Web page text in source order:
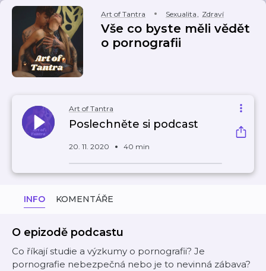
Art of Tantra Sexualita, Zdraví
Vše co byste měli vědět
o pornografii
Art of Tantra
Poslechněte si podcast
20. 11. 2020 40 min
INFO KOMENTÁŘE
O epizodě podcastu
Co říkají studie a výzkumy o pornografii? Je
pornografie nebezpečná nebo je to nevinná zábava?